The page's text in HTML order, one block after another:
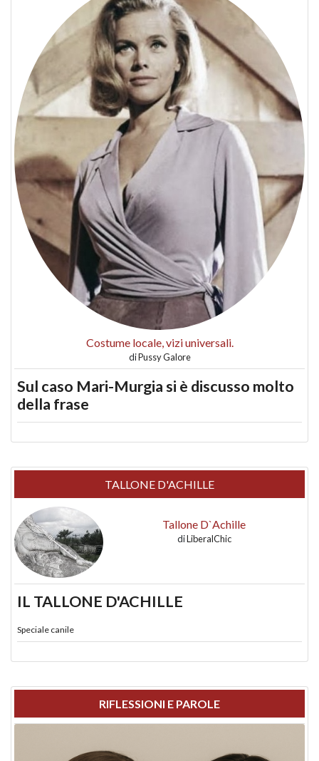
Costume locale, vizi universali.
diPussy Galore
Sul caso Mari-Murgia si è discusso molto
della frase
TALLONE D'ACHILLE
Tallone D`Achille
diLiberalChic
IL TALLONE D'ACHILLE
Speciale canile
RIFLESSIONI E PAROLE